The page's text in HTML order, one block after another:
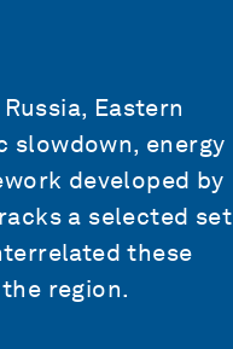
Eastern
slowdown, energy
developed by
a selected set
these
region.